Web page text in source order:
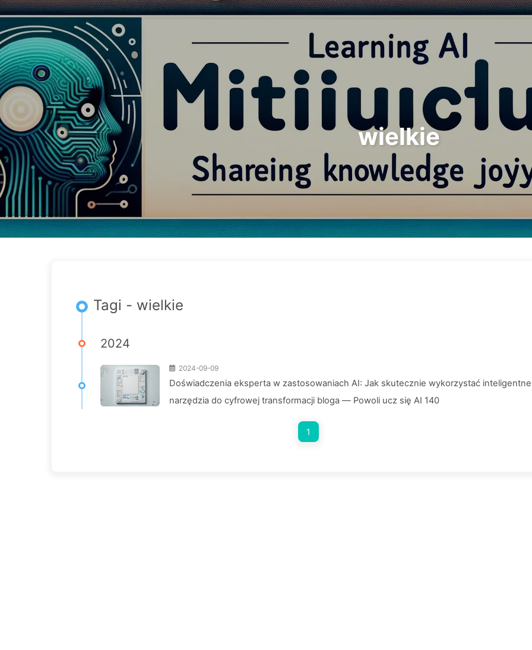
Droga do Transformacji AI Szukaj Strona główna
wielkie
Tagi - wielkie
2024
2024-09-09
Doświadczenia eksperta w zastosowaniach AI: Jak skutecznie wykorzystać inteligentne
narzędzia do cyfrowej transformacji bloga — Powoli ucz się AI 140
1